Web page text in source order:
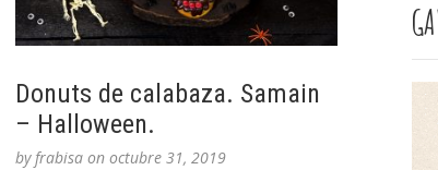
Donuts de calabaza. Samain
– Halloween.
byfrabisa on octubre 31, 2019